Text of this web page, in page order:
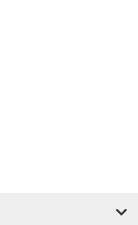
至少應包括管理
及施工檢驗程
正與預防措施、
一千萬元以上未
應包括品質管理
表及文件紀錄管
之工程，品質計